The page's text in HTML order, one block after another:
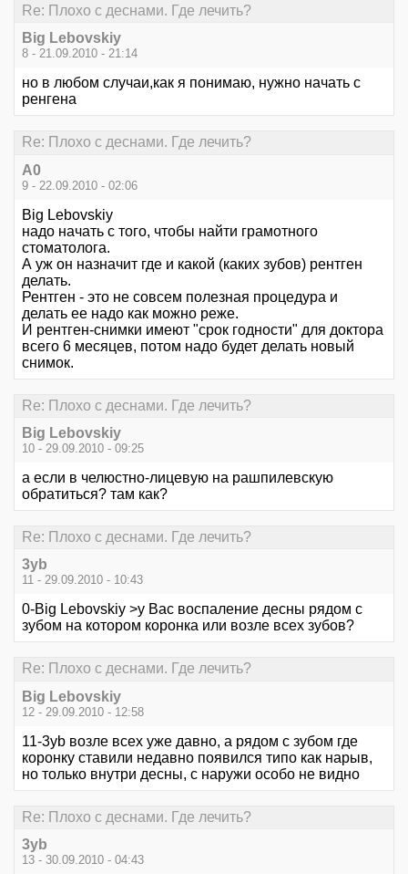
Re: Плохо с деснами. Где лечить?
Big Lebovskiy
8 - 21.09.2010 - 21:14
но в любом случаи,как я понимаю, нужно начать с
ренгена
Re: Плохо с деснами. Где лечить?
А0
9 - 22.09.2010 - 02:06
Big Lebovskiy
надо начать с того, чтобы найти грамотного
стоматолога.
А уж он назначит где и какой (каких зубов) рентген
делать.
Рентген - это не совсем полезная процедура и
делать ее надо как можно реже.
И рентген-снимки имеют "срок годности" для доктора
всего 6 месяцев, потом надо будет делать новый
снимок.
Re: Плохо с деснами. Где лечить?
Big Lebovskiy
10 - 29.09.2010 - 09:25
а если в челюстно-лицевую на рашпилевскую
обратиться? там как?
Re: Плохо с деснами. Где лечить?
3yb
11 - 29.09.2010 - 10:43
0-Big Lebovskiy >у Вас воспаление десны рядом с
зубом на котором коронка или возле всех зубов?
Re: Плохо с деснами. Где лечить?
Big Lebovskiy
12 - 29.09.2010 - 12:58
11-3yb возле всех уже давно, а рядом с зубом где
коронку ставили недавно появился типо как нарыв,
но только внутри десны, с наружи особо не видно
Re: Плохо с деснами. Где лечить?
3yb
13 - 30.09.2010 - 04:43